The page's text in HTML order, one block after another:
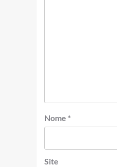
Nome *
Site